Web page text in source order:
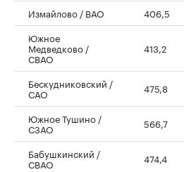
Измайлово / ВАО 406,5
Южное
Медведково /
СВАО
413,2
Бескудниковский /
САО 475,8
Южное Тушино /
СЗАО 566,7
Бабушкинский /
СВАО 474,4